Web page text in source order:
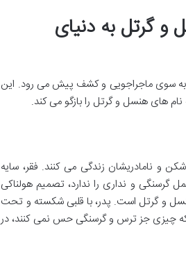
گرتل به دنیای
به سوی ماجراجویی و کشف پیش می رود. این
های هنسل و گرتل را بازگو می کند.
و نامادریشان زندگی می کنند. فقر، سایه
گرسنگی و نداری را ندارد، تصمیم هولناکی
و گرتل است. پدر، با قلبی شکسته و تحت
که چیزی جز ترس و گرسنگی حس نمی کنند، در